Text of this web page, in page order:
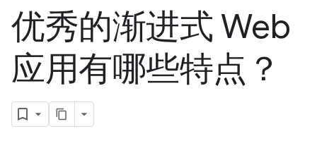
优秀的渐进式 Web
应用有哪些特点？